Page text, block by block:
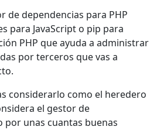
de dependencias para PHP
para JavaScript o pip para
PHP que ayuda a administrar
por terceros que vas a
considerarlo como el heredero
el gestor de
por unas cuantas buenas